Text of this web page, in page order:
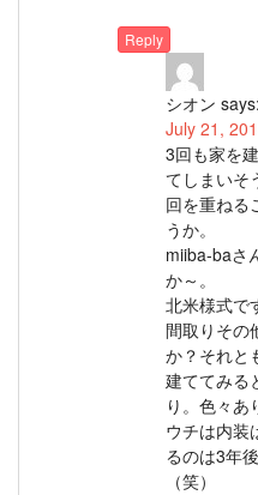
Reply
シオン says:
July 21,
3回も家を
てしまいそ
回を重ねる
うか。
miiba-baさ
か～。
北米様式で
間取りその
か？それと
建ててみる
り。色々あ
ウチは内装
るのは3年
（笑）